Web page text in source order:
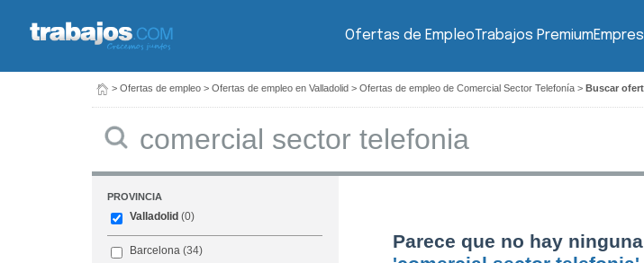
Ofertas de EmpleoTrabajos Premium
> Ofertas de empleo > Ofertas de empleo en Valladolid > Ofertas de empleo de Comercial Sector Telefonía > Buscar
PROVINCIA
Valladolid (0)
Barcelona (34)
Parece que no hay